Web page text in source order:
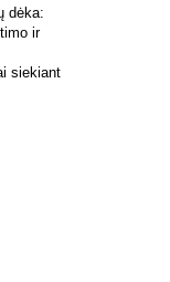
dėka:
ir
siekiant